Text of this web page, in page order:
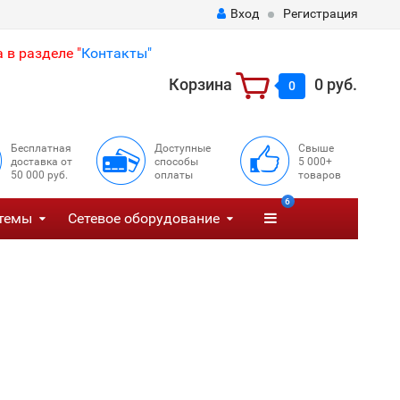
Вход Регистрация
разделе "Контакты"
Корзина 0 0 руб.
Бесплатная
доставка от
50 000 руб.
Доступные
способы
оплаты
Свыше
5 000+
товаров
Сетевое оборудование
6